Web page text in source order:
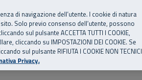
eventi Risorse utili Supporto
di navigazione dell’utente. I cookie di natura
Solo previo consenso dell’utente, possono
sul pulsante ACCETTA TUTTI I COOKIE,
cliccando su IMPOSTAZIONI DEI COOKIE. Se
sul pulsante RIFIUTA I COOKIE NON TECNICI
Privacy.